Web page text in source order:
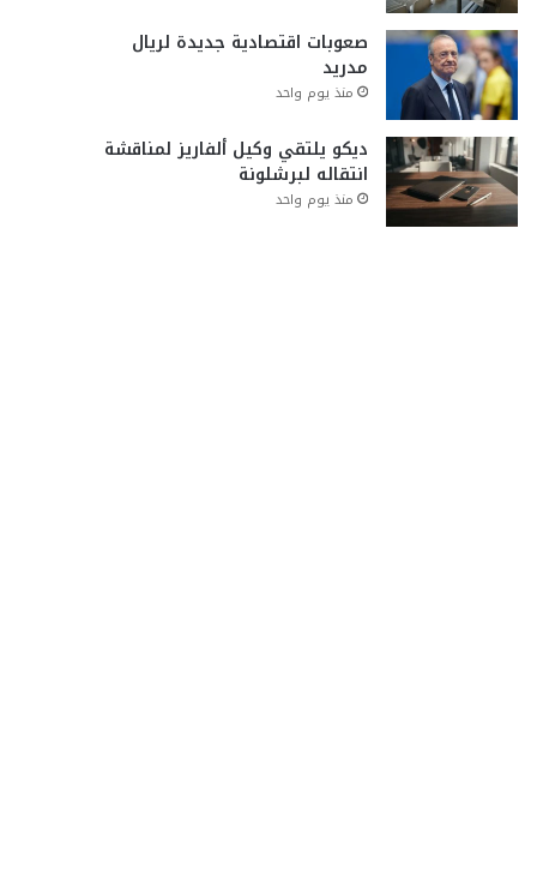
صعوبات اقتصادية جديدة لريال
مدريد
منذ يوم واحد
ديكو يلتقي وكيل ألفاريز لمناقشة
انتقاله لبرشلونة
منذ يوم واحد